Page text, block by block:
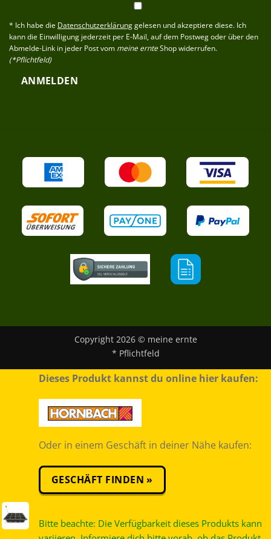
* Ich habe die Datenschutzerklärunggelesen und akzeptiere diese. Ich
kann die Einwilligung jederzeit per E-Mail, auf dem Postweg oder über den
Abmelde-Link in jeder Post vom meine ernteShop widerrufen.
(*Pflichtfeld)
ANMELDEN
Copyright 2026 © meine ernte
* Pflichtfeld
Dieses Produkt kannst du online hier kaufen:
Oder in einem Geschäft in deiner Nähe kaufen:
GESCHÄFT FINDEN »
Bitte beachte: Die Verfügbarkeit dieses Produkts kann